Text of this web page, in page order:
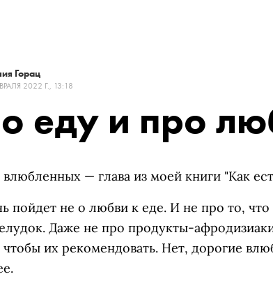
Горац
2022 Г., 13:18
еду и про
— глава из моей книги "Как
пойдет не о любви к еде. И не про то,
Даже не про продукты-
их рекомендовать. Нет, дорогие